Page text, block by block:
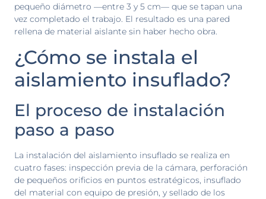
pequeño diámetro —entre 3 y 5 cm— que se tapan una
vez completado el trabajo. El resultado es una pared
rellena de material aislante sin haber hecho obra.
¿Cómo se instala el
aislamiento insuflado?
El proceso de instalación
paso a paso
La instalación del aislamiento insuflado se realiza en
cuatro fases: inspección previa de la cámara, perforación
de pequeños orificios en puntos estratégicos, insuflado
del material con equipo de presión, y sellado de los